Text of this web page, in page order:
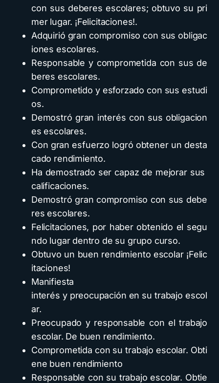
con sus deberes escolares; obtuvo su pri
mer lugar. ¡Felicitaciones!.
Adquirió gran compromiso con sus obligac
iones escolares.
Responsable y comprometida con sus de
beres escolares.
Comprometido y esforzado con sus estudi
os.
Demostró gran interés con sus obligacion
es escolares.
Con gran esfuerzo logró obtener un desta
cado rendimiento.
Ha demostrado ser capaz de mejorar sus
calificaciones.
Demostró gran compromiso con sus debe
res escolares.
Felicitaciones, por haber obtenido el segu
ndo lugar dentro de su grupo curso.
Obtuvo un buen rendimiento escolar ¡Felic
itaciones!
Manifiesta
interés y preocupación en su trabajo escol
ar.
Preocupado y responsable con el trabajo
escolar. De buen rendimiento.
Comprometida con su trabajo escolar. Obti
ene buen rendimiento
Responsable con su trabajo escolar. Obtie